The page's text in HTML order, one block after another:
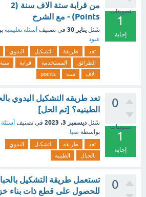
تصويتات
1
إجابة
من قرابة ستة الاف سنة (2
Points) - مع الشرح
سُئل يناير 30 في تصنيف أسئلة تعليمية
عبود
تعد طريقة التشكيل اليدوي
الطرائق
المستخدمة قرابة
ستة
الاف
سنة points
0
تصويتات
1
إجابة
تعد طريقه التشكيل اليدوي
الطينيه؟ [تم الحل]
سُئل ديسمبر 3، 2023 في تصنيف
بواسطة صبا
تعد طريقه التشكيل
اليدوي
بالحبال
الطينيه
0
تستعمل طريقة التشكيل
للحصول على قطع ذات بناء